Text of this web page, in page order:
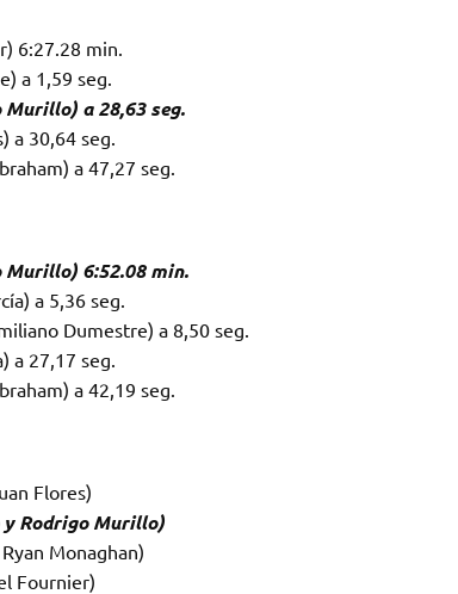
6:27.28 min.
a 1,59 seg.
a 28,63 seg.
a 30,64 seg.
a 47,27 seg.
Murillo) 6:52.08 min.
a 5,36 seg.
Dumestre) a 8,50 seg.
a 27,17 seg.
a 42,19 seg.
Flores)
Rodrigo Murillo)
Monaghan)
Fournier)